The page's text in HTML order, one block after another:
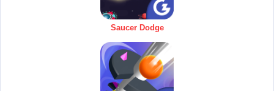
Saucer Dodge